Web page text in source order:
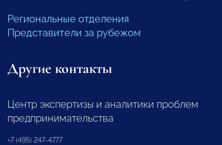
Региональные отделения
Представители за рубежом
Другие контакты
Центр экспертизы и аналитики проблем
предпринимательства
+7 (495) 247-4777